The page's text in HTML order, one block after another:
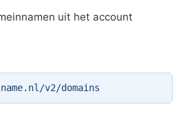
uit het account
v2/domains